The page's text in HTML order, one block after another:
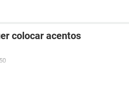
colocar acentos